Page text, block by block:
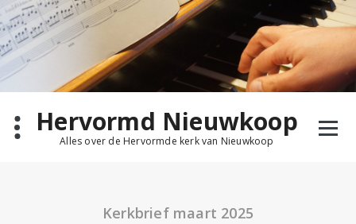
Ga
naar
de
inhoud
Hervormd Nieuwkoop
Alles over de Hervormde kerk van Nieuwkoop
Kerkbrief maart 2025